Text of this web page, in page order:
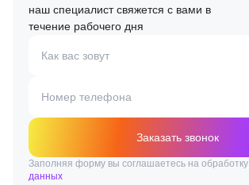
наш специалист свяжется с вами в
течение рабочего дня
Как вас зовут
Номер телефона
Заказать звонок
Заполняя форму вы соглашаетесь на обработку
данных